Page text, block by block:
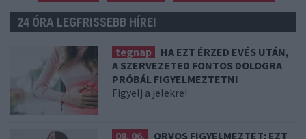
24 ÓRA LEGFRISSEBB HÍREI
tegnap
HA EZT ÉRZED EVÉS UTÁN,
A SZERVEZETED FONTOS DOLOGRA
PRÓBÁL FIGYELMEZTETNI
Figyelj a jelekre!
08. 06.
ORVOS FIGYELMEZTET: EZT